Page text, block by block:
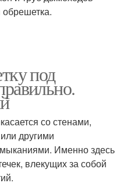
под
со стенами,
другими
Именно здесь
влекущих за собой